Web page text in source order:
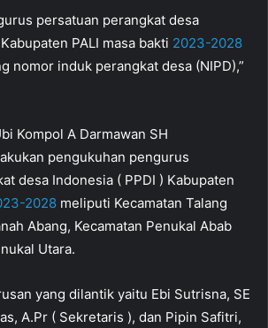
persatuan perangkat desa
PALI masa bakti 2023-2028
nomor induk perangkat desa (NIPD),”
Kompol A Darmawan SH
pengukuhan pengurus
desa Indonesia ( PPDI ) Kabupaten
2028 meliputi Kecamatan Talang
Abang, Kecamatan Penukal Abab
Utara.
yang dilantik yaitu Ebi Sutrisna, SE
A.Pr ( Sekretaris ), dan Pipin Safitri,